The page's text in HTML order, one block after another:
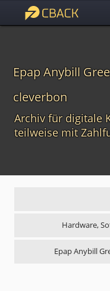
Epap Anybill
cleverbon
Archiv für digitale
teilweise mit
Hardware,
Epap Anybill